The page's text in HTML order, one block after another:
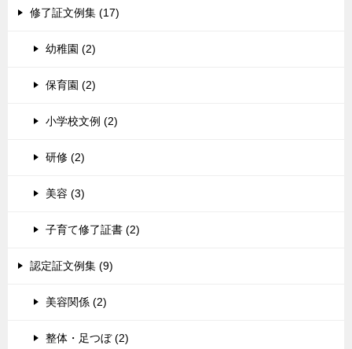
修了証文例集 (17)
幼稚園 (2)
保育園 (2)
小学校文例 (2)
研修 (2)
美容 (3)
子育て修了証書 (2)
認定証文例集 (9)
美容関係 (2)
整体・足つぼ (2)